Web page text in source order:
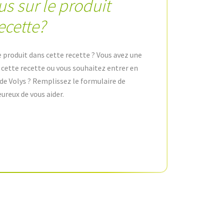
sur le produit
dans cette recette ? Vous avez une
recette ou vous souhaitez entrer en
Volys ? Remplissez le formulaire de
de vous aider.